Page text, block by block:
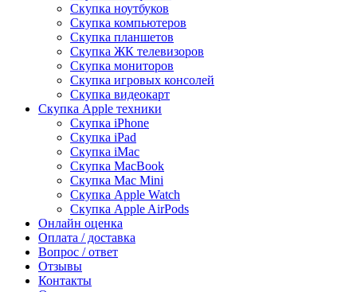
Скупка ноутбуков
Скупка компьютеров
Скупка планшетов
Скупка ЖК телевизоров
Скупка мониторов
Скупка игровых консолей
Скупка видеокарт
Скупка Apple техники
Скупка iPhone
Скупка iPad
Скупка iMac
Скупка MacBook
Скупка Mac Mini
Скупка Apple Watch
Скупка Apple AirPods
Онлайн оценка
Оплата / доставка
Вопрос / ответ
Отзывы
Контакты